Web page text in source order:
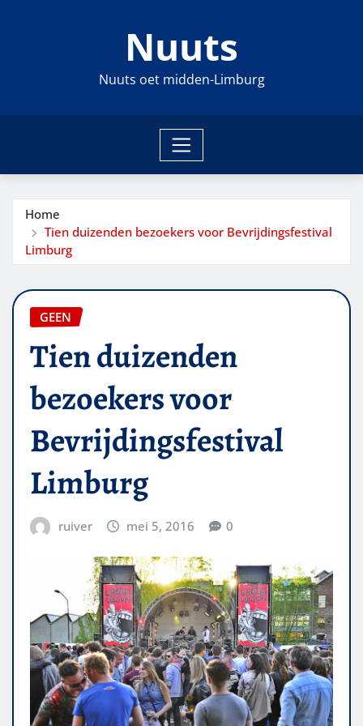
Nuuts
Nuuts oet midden-Limburg
Home
Tien duizenden bezoekers voor Bevrijdingsfestival
Limburg
GEEN
Tien duizenden
bezoekers voor
Bevrijdingsfestival
Limburg
ruiver mei 5, 2016 0